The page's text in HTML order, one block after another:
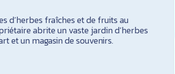
d’herbes fraîches et de fruits au
abrite un vaste jardin d’herbes
et un magasin de souvenirs.